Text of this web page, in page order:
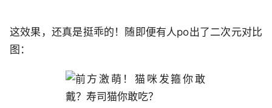
这效果，还真是挺乖的！随即便有人po出了二次元对比
图：